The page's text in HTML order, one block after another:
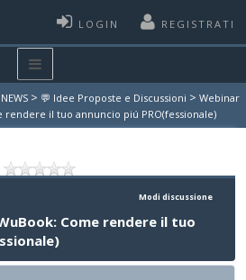
LOGIN REGISTRATI
NEWS > 💬 Idee Proposte e Discussioni > Webinar
rendere il tuo annuncio piú PRO(fessionale)
Modi discussione
Come rendere il tuo